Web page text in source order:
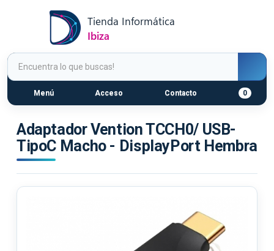
Menú Acceso Contacto 0
Adaptador Vention TCCH0/ USB-
TipoC Macho - DisplayPort Hembra